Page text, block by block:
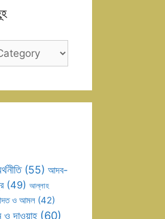
(55) আদব-
(49) আল্লাহ
ও আমল (42)
দাওয়াহ(60)